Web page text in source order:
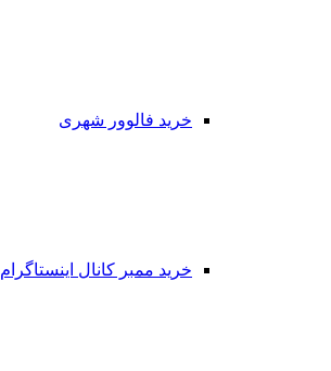
خرید فالوور شهری
خرید ممبر کانال اینستاگرام